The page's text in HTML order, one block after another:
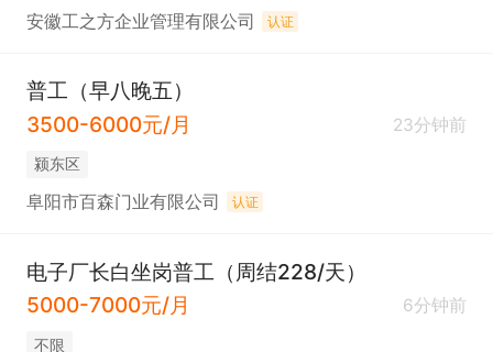
安徽工之方企业管理有限公司 认证
普工（早八晚五）
3500-6000元/月
23分钟前
颍东区
阜阳市百森门业有限公司 认证
电子厂长白坐岗普工（周结228/天）
5000-7000元/月
6分钟前
不限